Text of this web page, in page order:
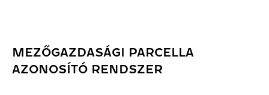
MEZŐGAZDASÁGI PARCELLA
AZONOSÍTÓ RENDSZER